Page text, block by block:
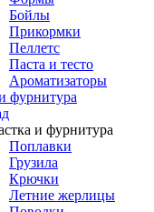
Бойлы
Прикормки
Пеллетс
Паста и тесто
Ароматизаторы
фурнитура
и фурнитура
Поплавки
Грузила
Крючки
Летние жерлицы